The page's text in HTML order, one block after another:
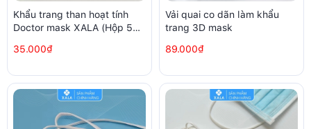
Khẩu trang than hoạt tính
Doctor mask XALA (Hộp 50
35.000₫
Vải quai co dãn làm khẩu
trang 3D mask
89.000₫